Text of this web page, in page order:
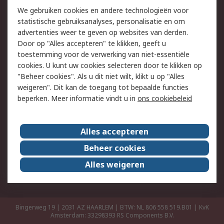
Track & Trace
Wettelijk
Cookiebeleid
Email veiligheid
Privacybeleid
Websitevoorwaarden
Algemene
verkoopvoorwaarden
Over RS
RS Group
Over ons
RS wereldwijd
Werken bij RS
ESG
Bingerweg 19 | 2031 AZ HAARLEM | BTW: NL 806 558 519.B01 | KvK
Amsterdam: 33298393 RS Components B.V.
We gebruiken cookies en andere technologieën voor
statistische gebruiksanalyses, personalisatie en om
advertenties weer te geven op websites van derden.
Door op "Alles accepteren" te klikken, geeft u
toestemming voor de verwerking van niet-essentiële
cookies. U kunt uw cookies selecteren door te klikken op
"Beheer cookies". Als u dit niet wilt, klikt u op "Alles
weigeren". Dit kan de toegang tot bepaalde functies
beperken. Meer informatie vindt u in ons cookiebeleid
Alles accepteren
Beheer cookies
Alles weigeren